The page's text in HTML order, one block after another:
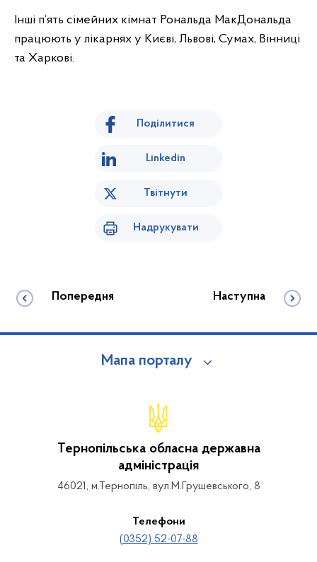
Інші п‘ять сімейних кімнат Рональда МакДональда
працюють у лікарнях у Києві, Львові, Сумах, Вінниці
та Харкові.
Поділитися
Linkedin
Твітнути
Надрукувати
Попередня Наступна
Мапа порталу
Тернопільська обласна державна
адміністрація
46021, м.Тернопіль, вул.М.Грушевського, 8
Телефони
(0352) 52-07-88